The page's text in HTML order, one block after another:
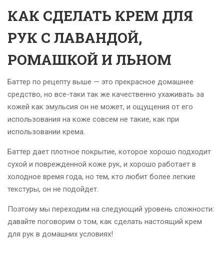
КАК СДЕЛАТЬ КРЕМ ДЛЯ
РУК С ЛАВАНДОЙ,
РОМАШКОЙ И ЛЬНОМ
Баттер по рецепту выше — это прекрасное домашнее
средство, но все-таки так же качественно ухаживать за
кожей как эмульсия он не может, и ощущения от его
использования на коже совсем не такие, как при
использовании крема.
Баттер дает плотное покрытие, которое хорошо подходит
сухой и поврежденной коже рук, и хорошо работает в
холодное время года, но тем, кто любит более легкие
текстуры, он не подойдет.
Поэтому мы переходим на следующий уровень сложности:
давайте поговорим о том, как сделать настоящий крем
для рук в домашних условиях!